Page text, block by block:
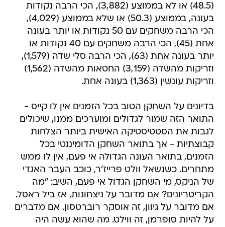
(48.5) או לא בממוצע (3,882), הכי הרבה נקודות
בעונה, בממוצע (50.3) או שלא בממוצע (4,029),
הכי הרבה משחקים עם 50 נקודות או יותר בעונה
אחת (45), הכי הרבה משחקים עם 40 נקודות או
יותר בעונה אחת (63), הכי הרבה סלי שדה (1,579),
וזריקות מהשדה (3,159) החטאות מהשדה (1,562)
וזריקות עונשין (1,363) בעונה אחת.
בדיונים על השחקן הטוב בכל הזמנים אין לו קייס -
התואר הזה שמור לגדולים ומוערכים ממנו, שיכולים
לגבות את הסטטיסטיקה האישית ביותר הצלחות
קבוצתיות - אך בתואר השחקן הדומיננטי בכל
הזמנים, בתואר העונה הגדולה אי פעם, אין לו ממש
מתחרים. כשנשאל וולט פרייז'ר, כוכב העבר האגדי
של הניקס, מי השחקן הגדול אי פעם, השיב: "מה
הקריטריונים? אם מדובר על ניצחונות, אז ביל ראסל.
אם מדובר על גיוון, זה אוסקר רוברטסון. אם מדברים
על להיות סופרמן, זה ווילט. מה שהוא עשה היה